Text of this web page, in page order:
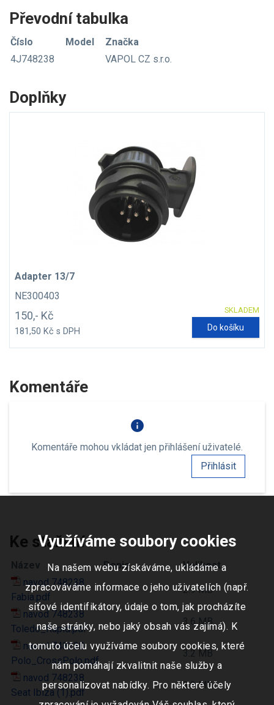
Převodní tabulka
Číslo Model
Značka
4J748238
VAPOL CZ s.r.o.
Doplňky
Adapter 13/7
NE300403
SKLADEM
150,- Kč
181,50 Kč s DPH Do košíku
Komentáře
info
Komentáře mohou vkládat jen přihlášení uživatelé.
Přihlásit
Ke stažení
Název Popis
Velikost
navod 748238
Fabia.pdf
2.9 MB
navod 748238
Toledo_Rapid.pdf
3.6 MB
navod 748238
Polo_CrossPolo.pdf
3.2 MB
navod 748238
Seat Ibiza (1).pdf
3.3 MB
Využíváme soubory cookies
Na našem webu získáváme, ukládáme a
zpracováváme informace o jeho uživatelích (např.
síťové identifikátory, údaje o tom, jak procházíte
naše stránky, nebo jaký obsah vás zajímá). K
tomuto účelu využíváme soubory cookies, které
nám pomáhají zkvalitnit naše služby a
personalizovat nabídky. Pro některé účely